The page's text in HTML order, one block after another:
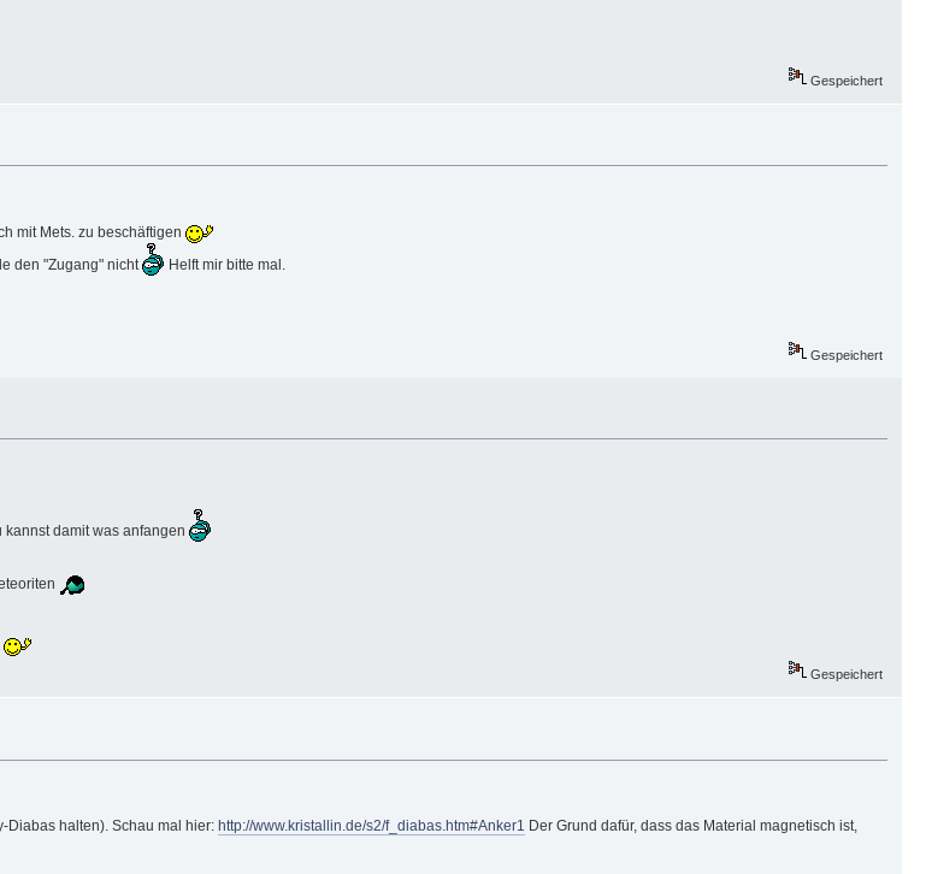
Gespeichert
mit Mets. zu beschäftigen
den "Zugang" nicht Helft mir bitte mal.
Gespeichert
damit was anfangen
Gespeichert
Diabas halten). Schau mal hier: http://www.kristallin.de/s2/f_diabas.htm#Anker1 Der Grund dafür, dass das Material magnetisch ist,